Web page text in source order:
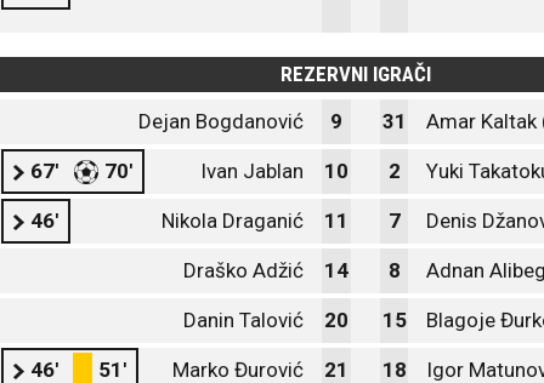
REZERVNI IGRAČI
Dejan Bogdanović
9 31 Amar Kaltak
67' 70' Ivan Jablan 10 2 Yuki
46' Nikola Draganić 11 7 Denis
Draško Adžić 14 8 Adnan
Danin Talović 20 15 Blagoje
46' 51' Marko Đurović 21 18 Igor